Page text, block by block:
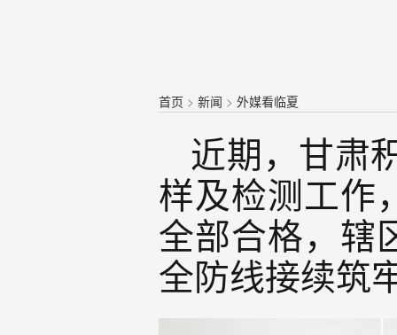
首页 >新闻 >外媒看临夏
近期，甘肃
样及检测工作
全部合格，辖
全防线接续筑